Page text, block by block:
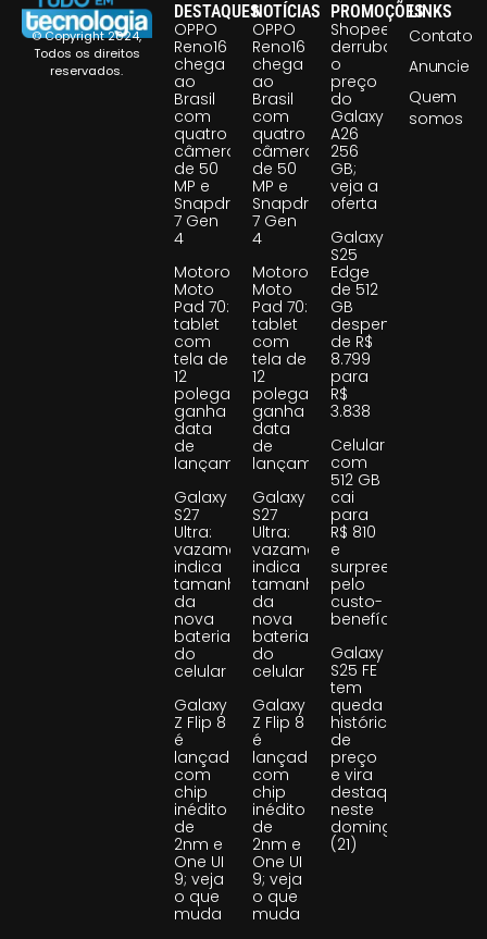
© Copyright 2024,
Todos os direitos
reservados.
DESTAQUES
OPPO
Reno16
chega
ao
Brasil
com
quatro
câmeras
de 50
MP e
Snapdragon
7 Gen
4
Motorola
Moto
Pad 70:
tablet
com
tela de
12
polegadas
ganha
data
de
lançamento
Galaxy
S27
Ultra:
vazamento
indica
tamanho
da
nova
bateria
do
celular
Galaxy
Z Flip 8
é
lançado
com
chip
inédito
de
2nm e
One UI
9; veja
o que
muda
NOTÍCIAS
OPPO
Reno16
chega
ao
Brasil
com
quatro
câmeras
de 50
MP e
Snapdragon
7 Gen
4
Motorola
Moto
Pad 70:
tablet
com
tela de
12
polegadas
ganha
data
de
lançamento
Galaxy
S27
Ultra:
vazamento
indica
tamanho
da
nova
bateria
do
celular
Galaxy
Z Flip 8
é
lançado
com
chip
inédito
de
2nm e
One UI
9; veja
o que
muda
PROMOÇÕES
Shopee
derruba
o
preço
do
Galaxy
A26
256
GB;
veja a
oferta
Galaxy
S25
Edge
de 512
GB
despenca
de R$
8.799
para
R$
3.838
Celular
com
512 GB
cai
para
R$ 810
e
surpreende
pelo
custo-
benefício
Galaxy
S25 FE
tem
queda
histórica
de
preço
e vira
destaque
neste
domingo
(21)
LINKS
Contato
Anuncie
Quem
somos